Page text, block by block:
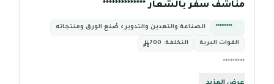
مناشف سفر بالشعار **************
********* الصناعة والتعدين والتدوير › صُنع الورق ومنتجاته
القوات البرية التكلفة:
*********